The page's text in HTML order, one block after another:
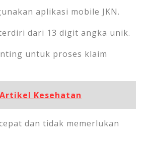
aplikasi mobile JKN.
dari 13 digit angka unik.
untuk proses klaim
Artikel Kesehatan
dan tidak memerlukan